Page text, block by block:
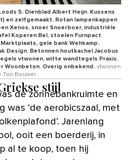
5. Dienblad Albert Heijn. Kussens
en zelfgemaakt. Rotan lampenkappen
Xenos, snoer Snoerboer, industriële
Koperen Bel, stoelen Furnpact
gele bank Wehkamp.
Design. Betonnen houtkachel Jacobus
vtwonen, witte wandtegels Praxis.
Woonbeton. Overig onbekend. vtwonen
Ton Bouwer
stijl
was ‘de aerobicszaal, met
Jarenlang
ooit een boerderij, in
al te koop, toen hij